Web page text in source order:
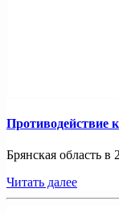
Противодействие
Брянская область
Читать далее